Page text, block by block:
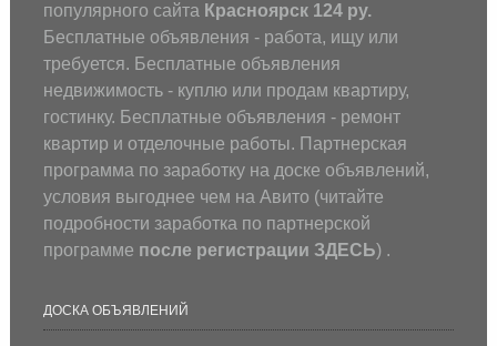
популярного сайта Красноярск 124 ру.
Бесплатные объявления - работа, ищу или
требуется. Бесплатные объявления
недвижимость - куплю или продам квартиру,
гостинку. Бесплатные объявления - ремонт
квартир и отделочные работы. Партнерская
программа по заработку на доске объявлений,
условия выгоднее чем на Авито (читайте
подробности заработка по партнерской
программе после регистрации ЗДЕСЬ) .
ДОСКА ОБЪЯВЛЕНИЙ